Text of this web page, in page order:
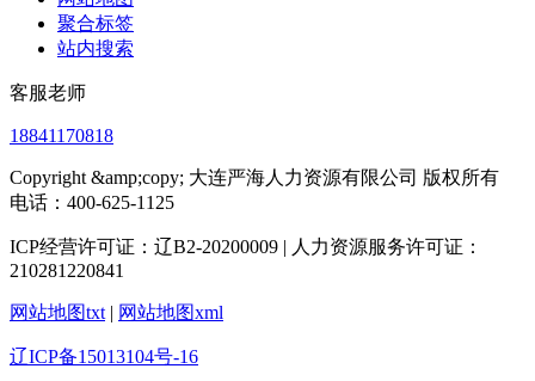
聚合标签
站内搜索
客服老师
18841170818
Copyright &amp;copy; 大连严海人力资源有限公司 版权所有
电话：400-625-1125
ICP经营许可证：辽B2-20200009 | 人力资源服务许可证：
210281220841
网站地图txt | 网站地图xml
辽ICP备15013104号-16